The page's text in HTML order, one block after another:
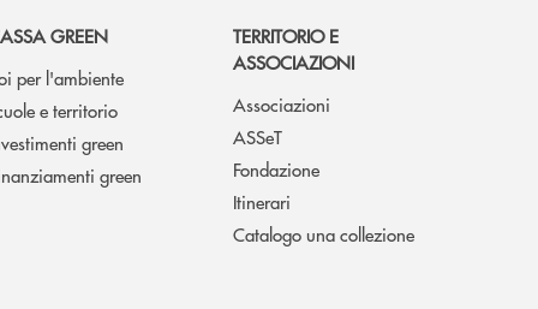
GREEN
per l'ambiente
e territorio
green
green
TERRITORIO E
ASSOCIAZIONI
Associazioni
ASSeT
Fondazione
Itinerari
Catalogo una collezione